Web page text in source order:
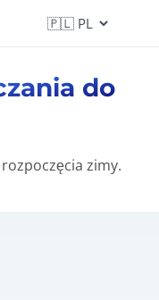
do
zimy.